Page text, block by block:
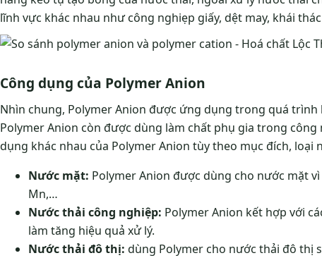
lĩnh vực khác nhau như công nghiẹp giấy, dệt may, khái
Công dụng của Polymer Anion
Nhìn chung, Polymer Anion được ứng dụng trong quá
Polymer Anion còn được dùng làm chất phụ gia trong
dụng khác nhau của Polymer Anion tùy theo mục đích, loại
Nước mặt: Polymer Anion được dùng cho nước mặt
Mn,…
Nước thải công nghiệp: Polymer Anion kết hợp với
làm tăng hiệu quả xử lý.
Nước thải đô thị: dùng Polymer cho nước thải đô thị